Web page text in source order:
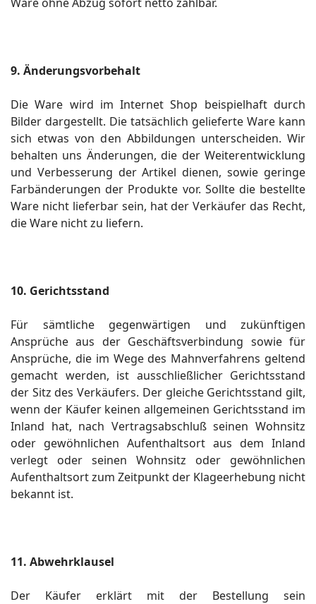
9. Änderungsvorbehalt
Die Ware wird im Internet Shop beispielhaft durch
Bilder dargestellt. Die tatsächlich gelieferte Ware kann
sich etwas von den Abbildungen unterscheiden. Wir
behalten uns Änderungen, die der Weiterentwicklung
und Verbesserung der Artikel dienen, sowie geringe
Farbänderungen der Produkte vor. Sollte die bestellte
Ware nicht lieferbar sein, hat der Verkäufer das Recht,
die Ware nicht zu liefern.
10. Gerichtsstand
Für sämtliche gegenwärtigen und zukünftigen
Ansprüche aus der Geschäftsverbindung sowie für
Ansprüche, die im Wege des Mahnverfahrens geltend
gemacht werden, ist ausschließlicher Gerichtsstand
der Sitz des Verkäufers. Der gleiche Gerichtsstand gilt,
wenn der Käufer keinen allgemeinen Gerichtsstand im
Inland hat, nach Vertragsabschluß seinen Wohnsitz
oder gewöhnlichen Aufenthaltsort aus dem Inland
verlegt oder seinen Wohnsitz oder gewöhnlichen
Aufenthaltsort zum Zeitpunkt der Klageerhebung nicht
bekannt ist.
11. Abwehrklausel
Der Käufer erklärt mit der Bestellung sein